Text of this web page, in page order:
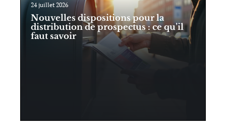
24 juillet 2026
Nouvelles dispositions pour la
distribution de prospectus : ce qu’il
faut savoir